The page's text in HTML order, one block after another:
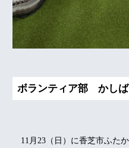
ボランティア部 かし
11月23（日）に香芝市ふた